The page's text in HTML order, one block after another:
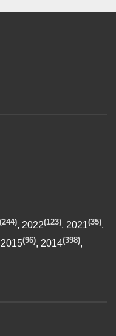
(244), 2022(123), 2021(35),
2015(96), 2014(398),